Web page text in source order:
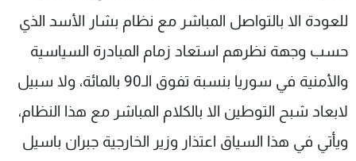
للعودة الا بالتواصل المباشر مع نظام بشار الأسد الذي
حسب وجهة نظرهم استعاد زمام المبادرة السياسية
والأمنية في سوريا بنسبة تفوق الـ90 بالمائة، ولا سبيل
لابعاد شبح التوطين الا بالكلام المباشر مع هذا النظام،
ويأتي في هذا السياق اعتذار وزير الخارجية جبران باسيل